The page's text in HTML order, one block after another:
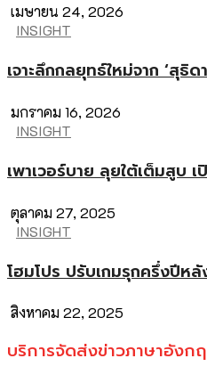
เมษายน 24, 2026
INSIGHT
เจาะลึกกลยุทธ์ใหม่จาก ‘สุธิ
มกราคม 16, 2026
INSIGHT
เพาเวอร์บาย ลุยใต้เต็มสูบ
ตุลาคม 27, 2025
INSIGHT
โฮมโปร ปรับเกมรุกครึ่งปีหลั
สิงหาคม 22, 2025
บริการจัดส่งข่าวภาษาอังก